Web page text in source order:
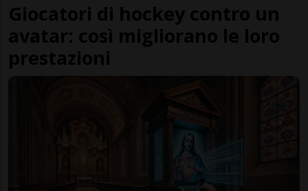
Giocatori di hockey contro un
avatar: così migliorano le loro
prestazioni